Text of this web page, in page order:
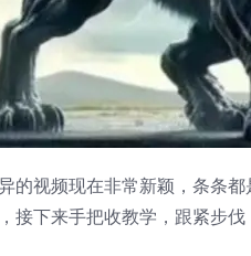
的视频现在非常新颖，条条
接下来手把收教学，跟紧步伐